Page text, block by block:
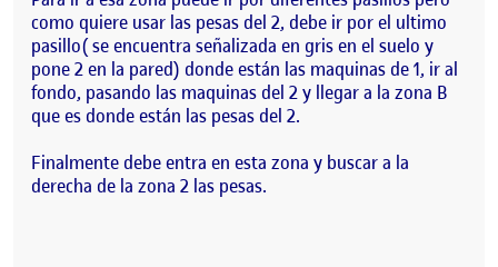
como quiere usar las pesas del 2, debe ir por el ultimo
pasillo( se encuentra señalizada en gris en el suelo y
pone 2 en la pared) donde están las maquinas de 1, ir al
fondo, pasando las maquinas del 2 y llegar a la zona B
que es donde están las pesas del 2.
Finalmente debe entra en esta zona y buscar a la
derecha de la zona 2 las pesas.